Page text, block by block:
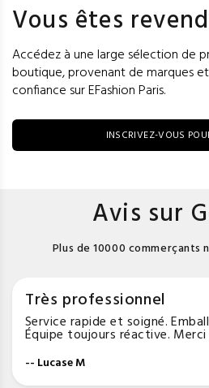
Vous êtes
Accédez à une large sélection de
boutique, provenant de marques
confiance sur EFashion Paris.
INSCRIVEZ-VOUS
Avis sur
Plus de 10000 commerçants
Très professionnel
Service rapide et soigné.
Équipe toujours réactive. Merci
-- Lucase M